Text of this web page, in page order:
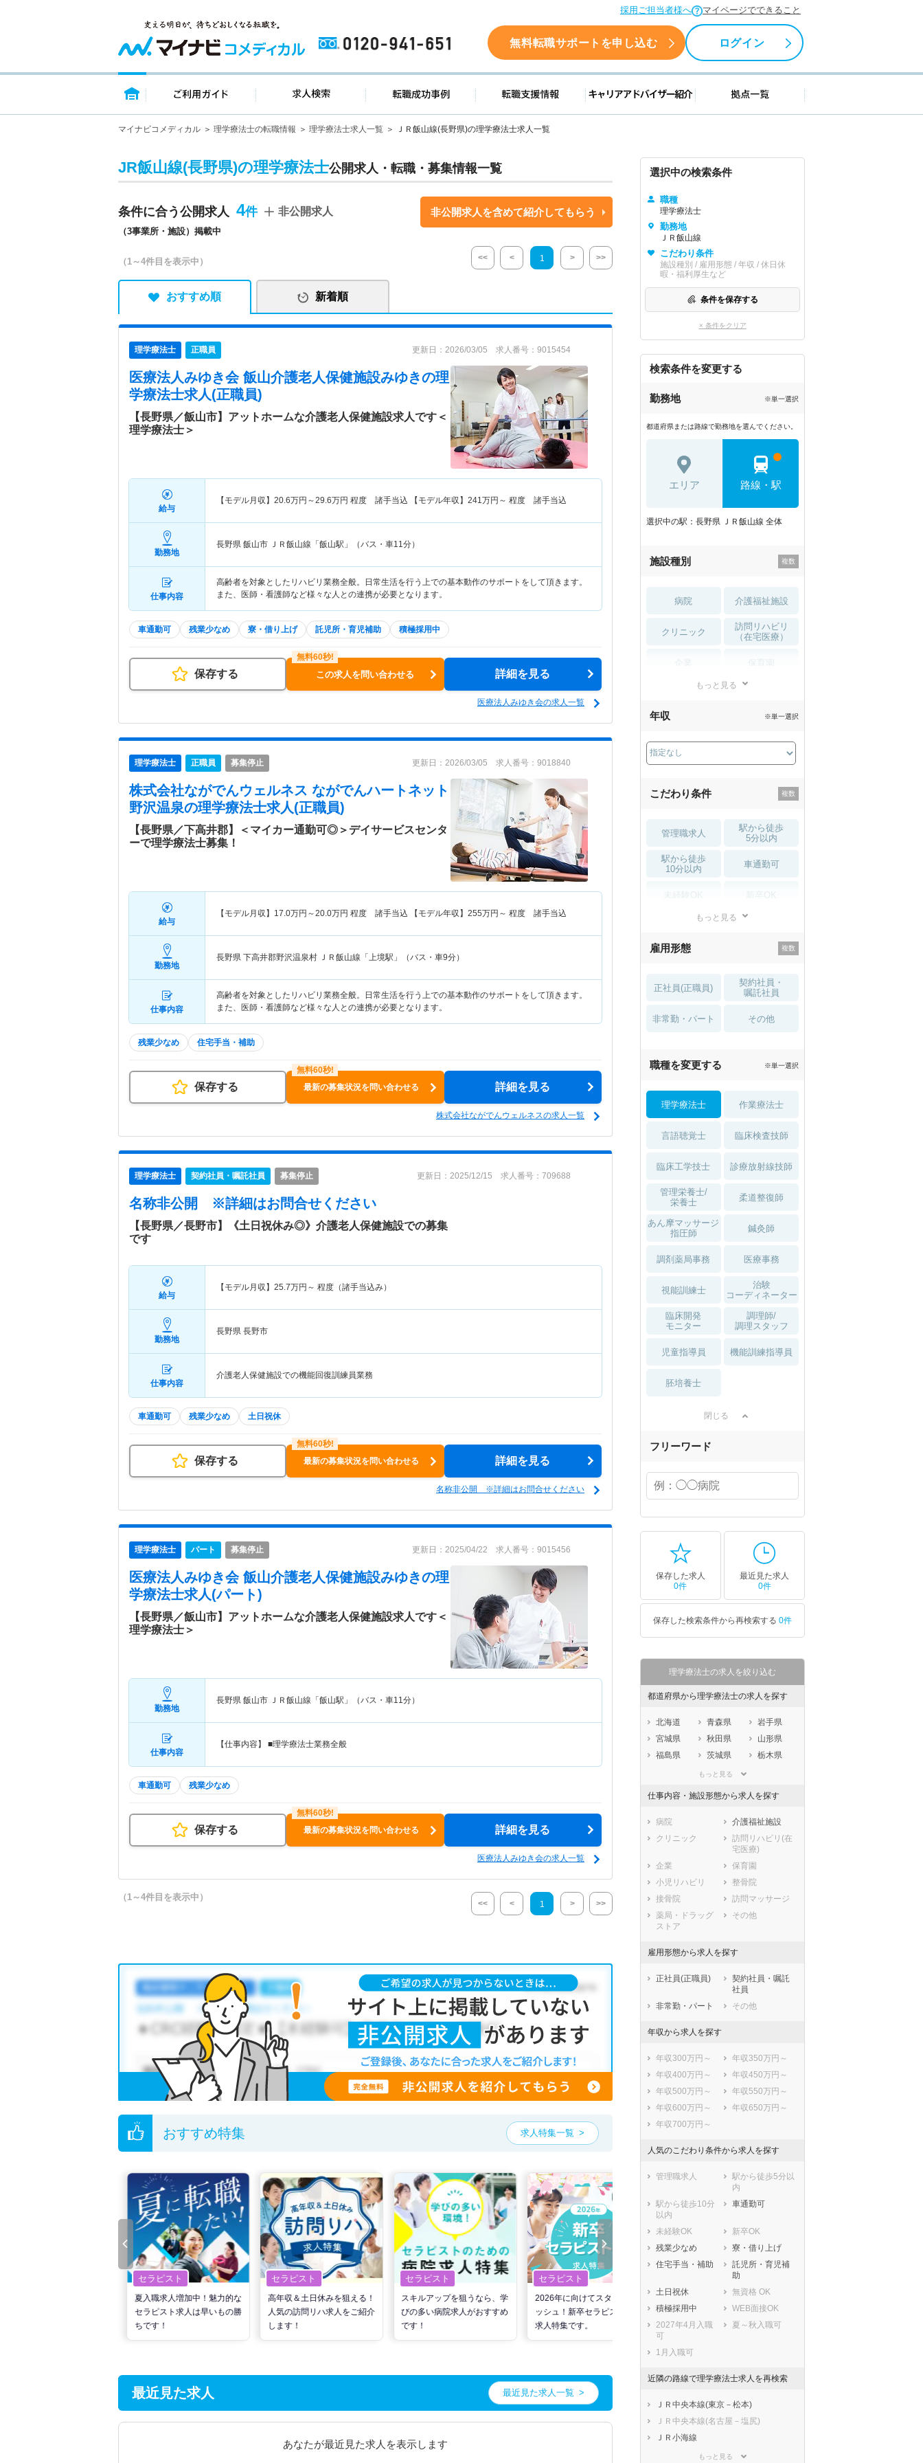
採用ご担当者様へ マイページでできること
0120-941-651 無料転職サポートを申し込む ログイン
トップページ ご利用ガイド 求人検索 転職成功事例 転職支援情報 キャリアアドバイザー紹介 拠点一覧
マイナビコメディカル 理学療法士の転職情報 理学療法士求人一覧 ＪＲ飯山線(長野県)の理学療法士求人一覧
JR飯山線(長野県)の理学療法士公開求人・転職・募集情報一覧
条件に合う公開求人 4
（3事業所・施設）掲載中
非公開求人 非公開求人を含めて紹介してもらう
（1～4件目を表示中） << < 1 > >>
おすすめ順 新着順
理学療法士 正職員 更新日：2026/03/05 求人番号：9015454
医療法人みゆき会 飯山介護老人保健施設みゆきの理
学療法士求人(正職員)
【長野県／飯山市】アットホームな介護老人保健施設求人です＜
理学療法士＞
給与
【モデル月収】 20.6万円～29.6万円 程度 諸手当込 【モデル年収】 241万円～ 程度 諸手当込
勤務地
長野県 飯山市 ＪＲ飯山線「飯山駅」（バス・車11分）
仕事内容
高齢者を対象としたリハビリ業務全般。日常生活を行う上での基本動作のサポートをして頂きます。
また、医師・看護師など様々な人との連携が必要となります。
車通勤可 残業少なめ 寮・借り上げ 託児所・育児補助 積極採用中
保存する この求人を問い合わせる 詳細を見る
医療法人みゆき会の求人一覧
理学療法士 正職員 募集停止 更新日：2026/03/05 求人番号：9018840
株式会社ながでんウェルネス ながでんハートネット
野沢温泉の理学療法士求人(正職員)
【長野県／下高井郡】＜マイカー通勤可◎＞デイサービスセンタ
ーで理学療法士募集！
給与
【モデル月収】 17.0万円～20.0万円 程度 諸手当込 【モデル年収】 255万円～ 程度 諸手当込
勤務地
長野県 下高井郡野沢温泉村 ＪＲ飯山線「上境駅」（バス・車9分）
仕事内容
高齢者を対象としたリハビリ業務全般。日常生活を行う上での基本動作のサポートをして頂きます。
また、医師・看護師など様々な人との連携が必要となります。
残業少なめ 住宅手当・補助
保存する 最新の募集状況を問い合わせる 詳細を見る
株式会社ながでんウェルネスの求人一覧
理学療法士 契約社員・嘱託社員 募集停止 更新日：2025/12/15 求人番号：709688
名称非公開 ※詳細はお問合せください
【長野県／長野市】《土日祝休み◎》介護老人保健施設での募集
です
給与
【モデル月収】 25.7万円～ 程度（諸手当込み）
勤務地
長野県 長野市
仕事内容
介護老人保健施設での機能回復訓練員業務
車通勤可 残業少なめ 土日祝休
保存する 最新の募集状況を問い合わせる 詳細を見る
名称非公開 ※詳細はお問合せください
理学療法士 パート 募集停止 更新日：2025/04/22 求人番号：9015456
医療法人みゆき会 飯山介護老人保健施設みゆきの理
学療法士求人(パート)
【長野県／飯山市】アットホームな介護老人保健施設求人です＜
理学療法士＞
勤務地
長野県 飯山市 ＪＲ飯山線「飯山駅」（バス・車11分）
仕事内容
【仕事内容】 ■理学療法士業務全般
車通勤可 残業少なめ
保存する 最新の募集状況を問い合わせる 詳細を見る
医療法人みゆき会の求人一覧
（1～4件目を表示中）
<< < 1 > >>
おすすめ特集 求人特集一覧
セラピスト
夏入職求人増加中！魅力的な
セラピスト求人は早いもの勝
ちです！
セラピスト
高年収＆土日休みを狙える！
人気の訪問リハ求人をご紹介
します！
セラピスト
スキルアップを狙うなら、学
びの多い病院求人がおすすめ
です！
セラピスト
2026年に向けてスタートダ
ッシュ！新卒セラピスト向け
求人特集です。
世の中の需要の高まりととも
に増加傾向の「介護施設」求
人をご紹介！
最近見た求人 最近見た求人一覧
あなたが最近見た求人を表示します
選択中の検索条件
職種
理学療法士
勤務地
ＪＲ飯山線
こだわり条件
施設種別 / 雇用形態 / 年収 / 休日休
暇・福利厚生など
条件を保存する
× 条件をクリア
検索条件を変更する
勤務地 ※単一選択
都道府県または路線で勤務地を選んでください。
エリア 路線・駅
選択中の駅：長野県 ＪＲ飯山線 全体
施設種別
病院 介護福祉施設
クリニック
訪問リハビリ
（在宅医療）
薬局・
もっと見る
年収 ※単一選択
こだわり条件
管理職求人
駅から徒歩
5分以内
駅から徒歩
10分以内
車通勤可
住宅手当・補助
土日祝休 無資格 OK
積極採用中 WEB面接OK
もっと見る
雇用形態
正社員(正職員)
契約社員・
嘱託社員
非常勤・パート その他
職種を変更する ※単一選択
理学療法士 作業療法士
言語聴覚士 臨床検査技師
臨床工学技士 診療放射線技師
管理栄養士/
栄養士
柔道整復師
あん摩マッサージ
指圧師
鍼灸師
調剤薬局事務 医療事務
視能訓練士
治験
コーディネーター
臨床開発
モニター
調理師/
調理スタッフ
児童指導員 機能訓練指導員
胚培養士
閉じる
フリーワード
保存した求人
0件
最近見た求人
0件
保存した検索条件から再検索する 0件
理学療法士の求人を絞り込む
都道府県から理学療法士の求人を探す
北海道 青森県
岩手県
宮城県
秋田県
山形県
福島県
茨城県
栃木県
埼玉県
石川県
福井県
岐阜県
静岡県
愛知県
三重県
大阪府
兵庫県
奈良県
鳥取県
島根県
広島県
山口県
徳島県
香川県
愛媛県
熊本県
大分県
もっと見る
仕事内容・施設形態から求人を探す
病院
介護福祉施設
クリニック
訪問リハビリ(在
宅医療)
企業
保育園
小児リハビリ
整骨院
接骨院
訪問マッサージ
薬局・ドラッグ
ストア
その他
雇用形態から求人を探す
正社員(正職員)
契約社員・嘱託
社員
非常勤・パート
その他
年収から求人を探す
年収300万円～
年収350万円～
年収400万円～
年収450万円～
年収500万円～
年収550万円～
年収600万円～
年収650万円～
年収700万円～
人気のこだわり条件から求人を探す
管理職求人
駅から徒歩5分以
内
駅から徒歩10分
以内
車通勤可
未経験OK
新卒OK
残業少なめ
寮・借り上げ
住宅手当・補助
託児所・育児補
助
土日祝休
無資格 OK
積極採用中
WEB面接OK
2027年4月入職
可
夏～秋入職可
1月入職可
近隣の路線で理学療法士求人を再検索
ＪＲ中央本線(東京－松本)
ＪＲ中央本線(名古屋－塩尻)
ＪＲ小海線
ＪＲ信越本線もっと見る